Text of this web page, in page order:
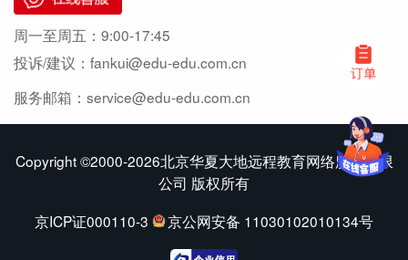
周一至周五： 9:00-17:45
投诉/建议： fankui@edu-edu.com.cn
服务邮箱： service@edu-edu.com.cn
Copyright ©2000-2026北京华夏大地远程教育网络服务有限
公司 版权所有
京ICP证000110-3
京公网安备 11030102010134号